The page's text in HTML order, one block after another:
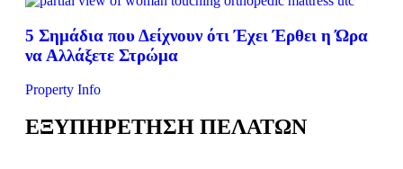
5 Σημάδια που Δείχνουν ότι Έχει Έρθει η Ώρα
να Αλλάξετε Στρώμα
Property Info
ΕΞΥΠΗΡΕΤΗΣΗ ΠΕΛΑΤΩΝ